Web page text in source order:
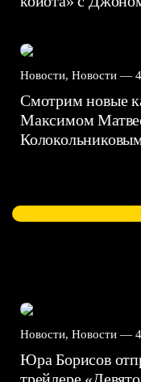
Новости, Новости —
Смотрим новые
Максимом
Новости, Новости —
Юра Борисов